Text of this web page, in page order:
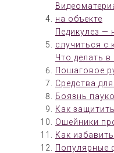
на объекте
Педикулез —
случиться с
Что делать в
Пошаговое
Средства
Боязнь
Как
Ошейники
Как
Популярные